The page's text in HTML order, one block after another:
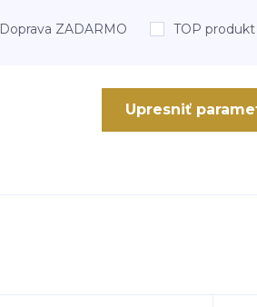
Upresniť
Doprava ZADARMO TOP produkt